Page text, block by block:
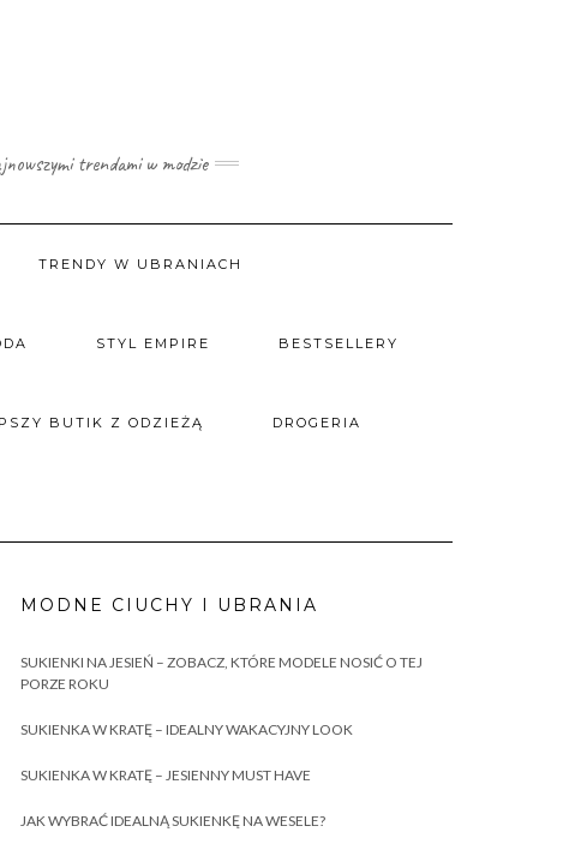
trendami w modzie
TRENDY W UBRANIACH
STYL EMPIRE BESTSELLERY
BUTIK Z ODZIEŻĄ DROGERIA
MODNE CIUCHY I UBRANIA
SUKIENKI NA JESIEŃ – ZOBACZ, KTÓRE MODELE NOSIĆ O TEJ
PORZE ROKU
SUKIENKA W KRATĘ – IDEALNY WAKACYJNY LOOK
SUKIENKA W KRATĘ – JESIENNY MUST HAVE
JAK WYBRAĆ IDEALNĄ SUKIENKĘ NA WESELE?